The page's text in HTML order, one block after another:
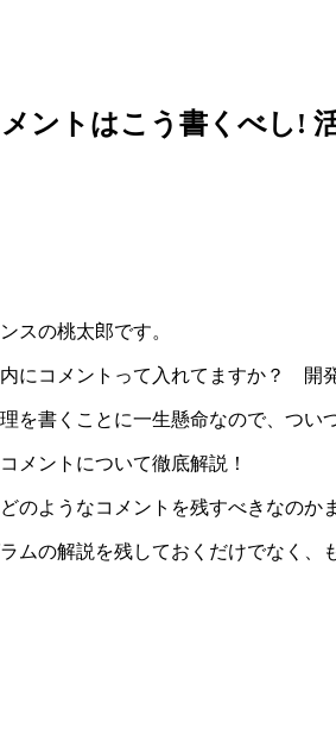
ントはこう書くべし!
スの桃太郎です。
にコメントって入れてますか？ 開
を書くことに一生懸命なので、つ
メントについて徹底解説！
のようなコメントを残すべきなのか
ムの解説を残しておくだけでなく